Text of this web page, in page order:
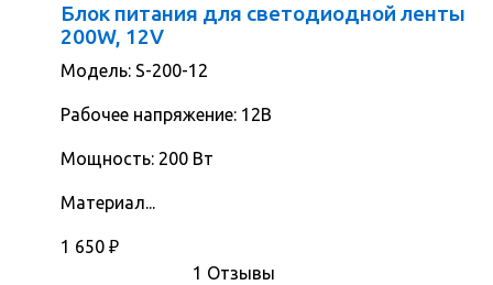
Блок питания для светодиодной ленты
200W, 12V
Модель: S-200-12
Рабочее напряжение: 12В
Мощность: 200 Вт
Материал...
1 650 ₽
1 Отзывы